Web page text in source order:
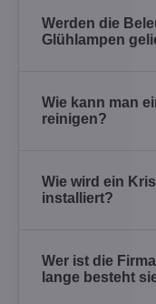
Werden die
Glühlampen
Wie kann man
reinigen?
Wie wird ein
installiert?
Wer ist die
lange besteht